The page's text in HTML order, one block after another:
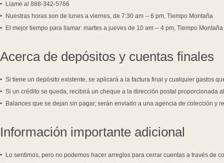
Llame al 888-342-5766
Nuestras horas son de lunes a viernes, de 7:30 am -- 6 pm, Tiempo Montaña
El mejor tiempo para llamar: martes a jueves de 10 am -- 4 pm, Tiempo Montaña
Acerca de depósitos y cuentas finales
Si tiene un depósito existente, se aplicará a la factura final y cualquier gastos
Si un crédito se queda, recibirá un cheque a la dirección postal proporcionada
Balances que se dejan sin pagar, serán enviado a una agencia de colección y
Información importante adicional
Lo sentimos, pero no podemos hacer arreglos para cerrar cuentas a través de